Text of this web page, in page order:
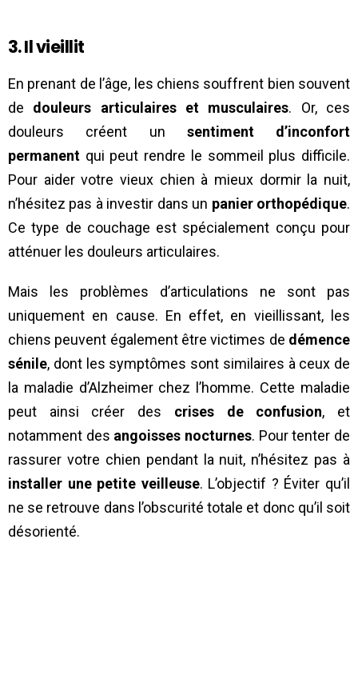
3. Il vieillit
En prenant de l’âge, les chiens souffrent bien souvent
de douleurs articulaires et musculaires. Or, ces
douleurs créent un sentiment d’inconfort
permanent qui peut rendre le sommeil plus difficile.
Pour aider votre vieux chien à mieux dormir la nuit,
n’hésitez pas à investir dans un panier orthopédique.
Ce type de couchage est spécialement conçu pour
atténuer les douleurs articulaires.
Mais les problèmes d’articulations ne sont pas
uniquement en cause. En effet, en vieillissant, les
chiens peuvent également être victimes de démence
sénile, dont les symptômes sont similaires à ceux de
la maladie d’Alzheimer chez l’homme. Cette maladie
peut ainsi créer des crises de confusion, et
notamment des angoisses nocturnes. Pour tenter de
rassurer votre chien pendant la nuit, n’hésitez pas à
installer une petite veilleuse. L’objectif ? Éviter qu’il
ne se retrouve dans l’obscurité totale et donc qu’il soit
désorienté.